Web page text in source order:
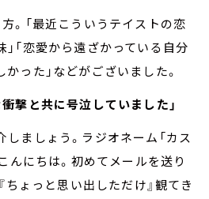
。「最近こういうテイストの恋
「恋愛から遠ざかっている自分
った」などがございました。
撃と共に号泣していました」
ましょう。ラジオネーム「カス
んにちは。初めてメールを送り
ちょっと思い出しただけ』観てき